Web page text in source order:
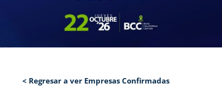
< Regresar a ver Empresas Confirmadas